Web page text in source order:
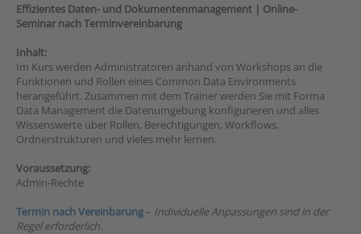
Effizientes Daten- und Dokumentenmanagement | Online-
Seminar nach Terminvereinbarung
Inhalt:
Im Kurs werden Administratoren anhand von Workshops an die
Funktionen und Rollen eines Common Data Environments
herangeführt. Zusammen mit dem Trainer werden Sie mit Forma
Data Management die Datenumgebung konfigurieren und alles
Wissenswerte über Rollen, Berechtigungen, Workflows,
Ordnerstrukturen und vieles mehr lernen.
Voraussetzung:
Admin-Rechte
Termin nach Vereinbarung– Individuelle Anpassungen sind in der
Regel erforderlich.